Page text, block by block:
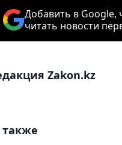
Добавить в Google,
читать новости
Zakon.kz